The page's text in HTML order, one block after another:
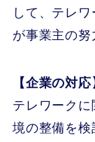
して、テレ
が事業主の努
【企業の対応
テレワーク
境の整備を検